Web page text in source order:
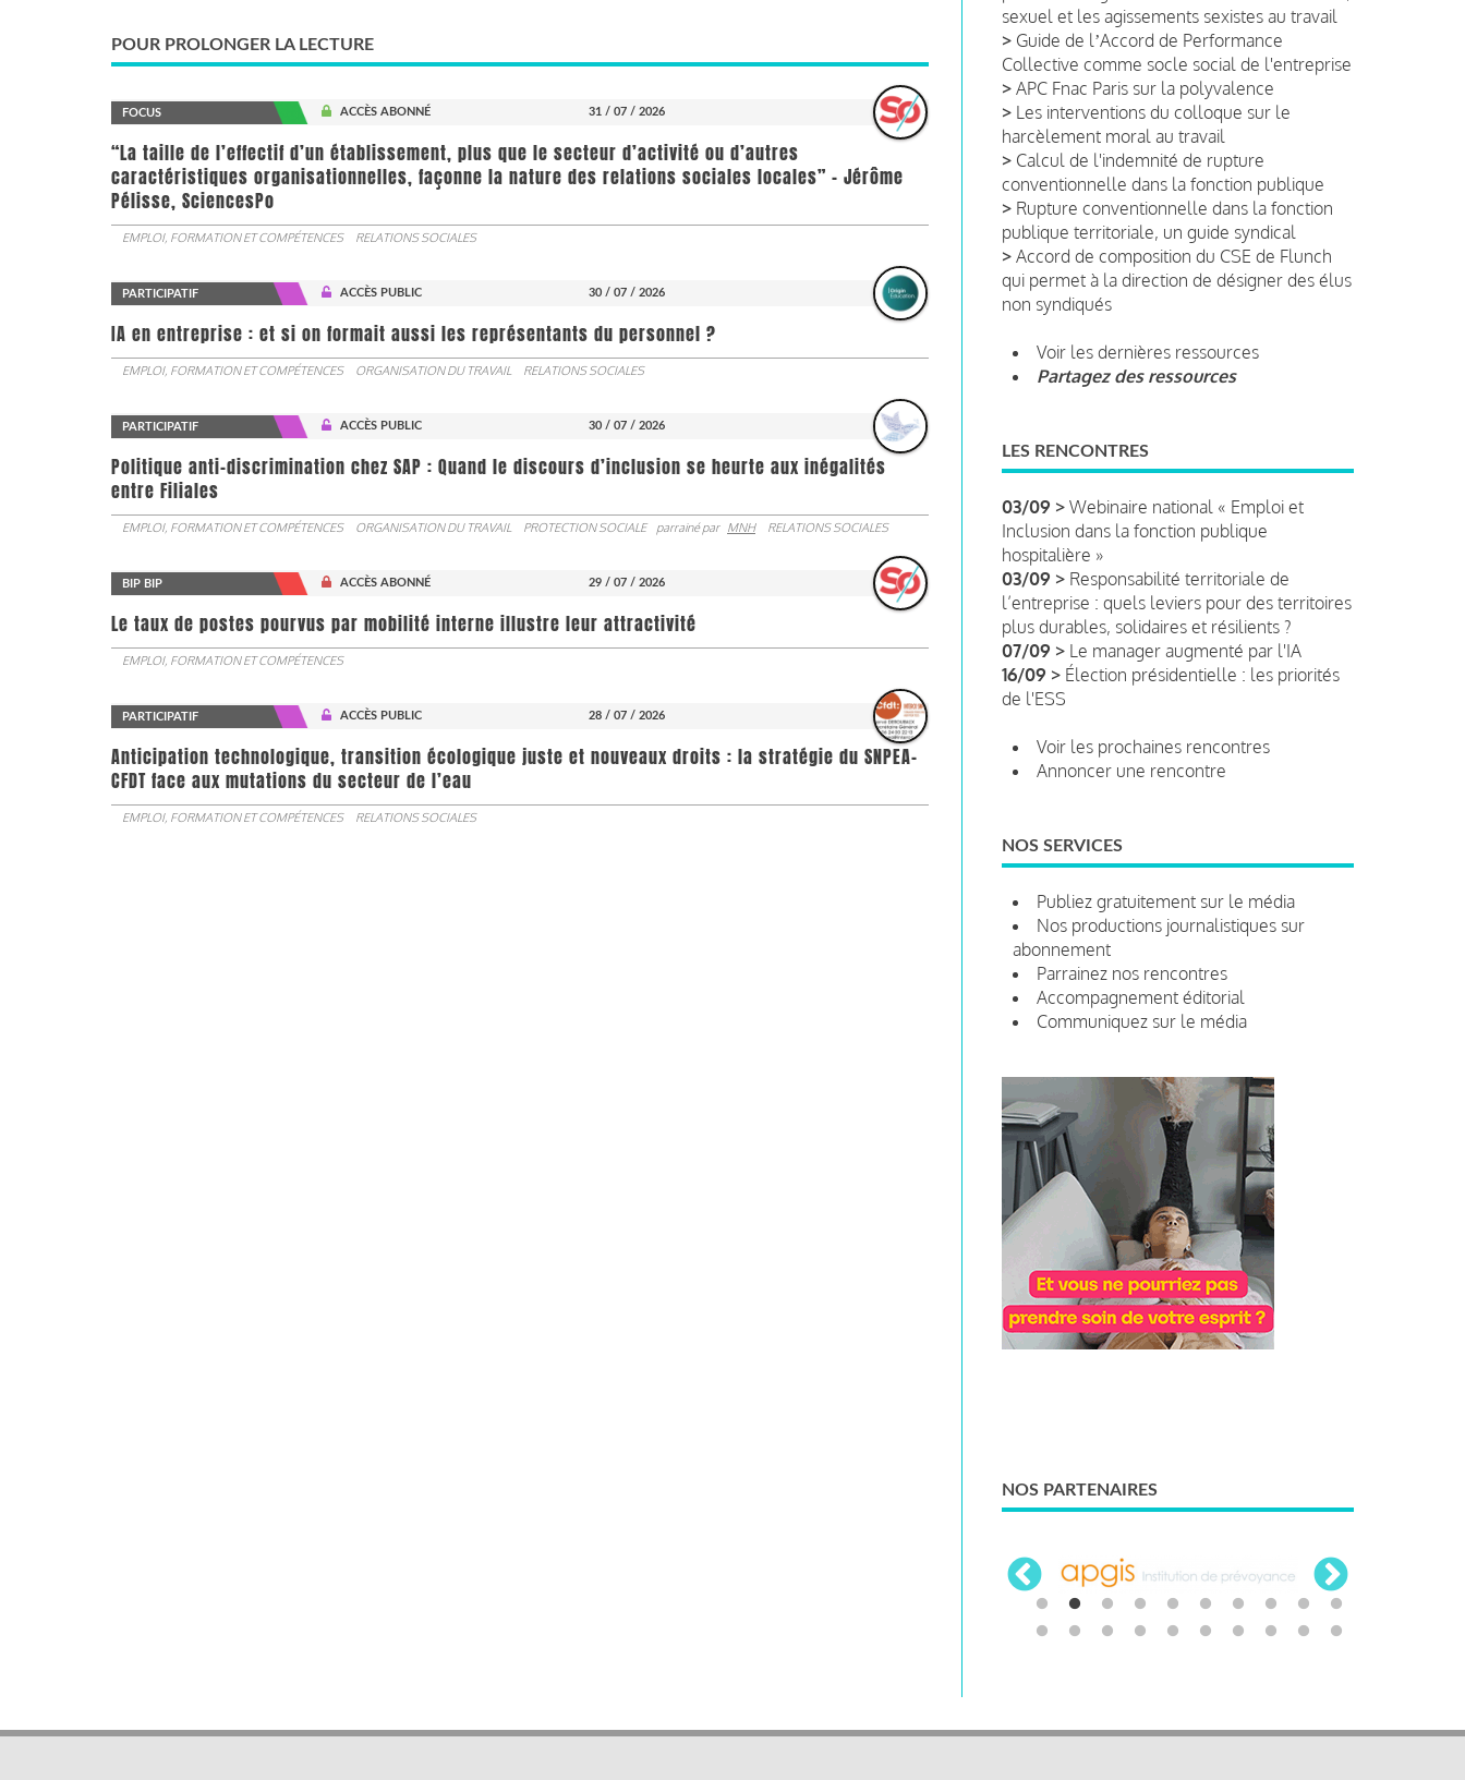
POUR PROLONGER LA LECTURE
FOCUS ACCÈS ABONNÉ 31 / 07 / 2026
“La taille de l’effectif d’un établissement, plus que le secteur d’activité ou d’autres
caractéristiques organisationnelles, façonne la nature des relations sociales locales” - Jérôme
Pélisse, SciencesPo
EMPLOI, FORMATION ET COMPÉTENCES RELATIONS SOCIALES
PARTICIPATIF ACCÈS PUBLIC 30 / 07 / 2026
IA en entreprise : et si on formait aussi les représentants du personnel ?
EMPLOI, FORMATION ET COMPÉTENCES ORGANISATION DU TRAVAIL RELATIONS SOCIALES
PARTICIPATIF ACCÈS PUBLIC 30 / 07 / 2026
Politique anti-discrimination chez SAP : Quand le discours d’inclusion se heurte aux inégalités
entre Filiales
EMPLOI, FORMATION ET COMPÉTENCES ORGANISATION DU TRAVAIL PROTECTION SOCIALE parrainé par MNH RELATIONS SOCIALES
BIP BIP ACCÈS ABONNÉ 29 / 07 / 2026
Le taux de postes pourvus par mobilité interne illustre leur attractivité
EMPLOI, FORMATION ET COMPÉTENCES
PARTICIPATIF ACCÈS PUBLIC 28 / 07 / 2026
Anticipation technologique, transition écologique juste et nouveaux droits : la stratégie du SNPEA-
CFDT face aux mutations du secteur de l’eau
EMPLOI, FORMATION ET COMPÉTENCES RELATIONS SOCIALES
sexuel et les agissements sexistes au travail
> Guide de lʼAccord de Performance
Collective comme socle social de l'entreprise
> APC Fnac Paris sur la polyvalence
> Les interventions du colloque sur le
harcèlement moral au travail
> Calcul de l'indemnité de rupture
conventionnelle dans la fonction publique
> Rupture conventionnelle dans la fonction
publique territoriale, un guide syndical
> Accord de composition du CSE de Flunch
qui permet à la direction de désigner des élus
non syndiqués
Voir les dernières ressources
Partagez des ressources
LES RENCONTRES
03/09 > Webinaire national « Emploi et
Inclusion dans la fonction publique
hospitalière »
03/09 > Responsabilité territoriale de
l’entreprise : quels leviers pour des territoires
plus durables, solidaires et résilients ?
07/09 > Le manager augmenté par l'IA
16/09 > Élection présidentielle : les priorités
de l'ESS
Voir les prochaines rencontres
Annoncer une rencontre
NOS SERVICES
Publiez gratuitement sur le média
Nos productions journalistiques sur
abonnement
Parrainez nos rencontres
Accompagnement éditorial
Communiquez sur le média
NOS PARTENAIRES